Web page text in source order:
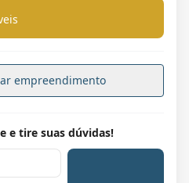
empreendimento
e tire suas dúvidas!